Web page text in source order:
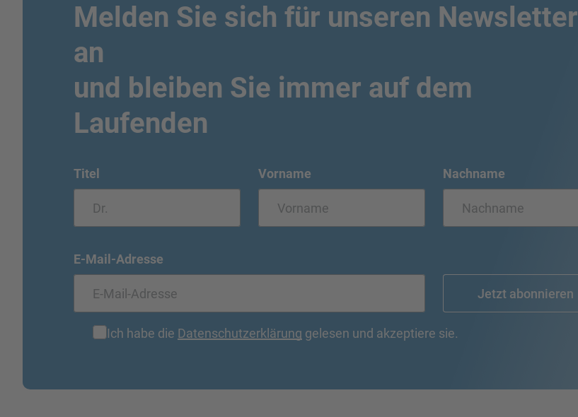
Melden Sie sich für unseren Newsletter
an
und bleiben Sie immer auf dem
Laufenden
Titel Vorname Nachname
E-Mail-Adresse
Ich habe die Datenschutzerklärung gelesen und akzeptiere sie.
Jetzt abonnieren